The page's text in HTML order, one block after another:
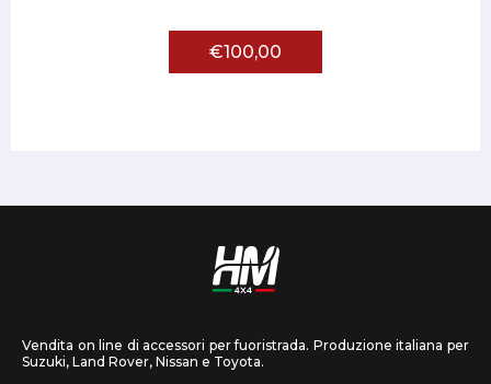
€100,00
Vendita on line di accessori per fuoristrada. Produzione italiana per
Suzuki, Land Rover, Nissan e Toyota.